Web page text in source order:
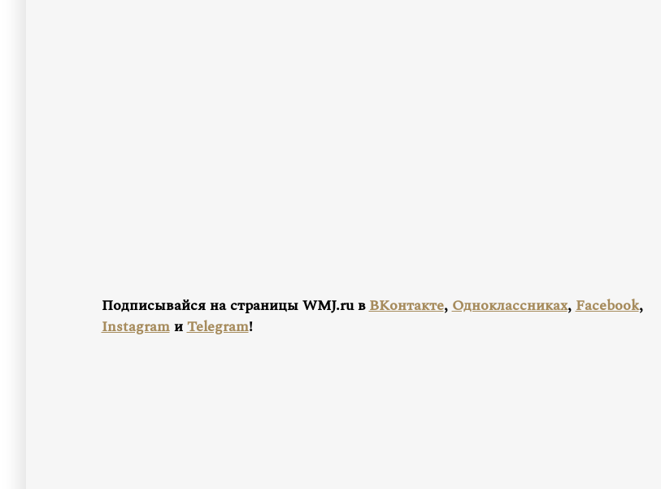
Подписывайся на страницы WMJ.ru вВКонтакте,Одноклассниках,Facebook,
InstagramиTelegram!